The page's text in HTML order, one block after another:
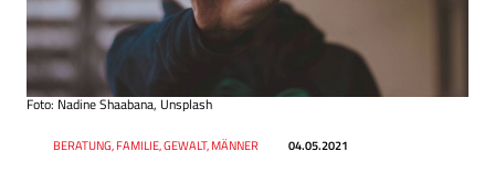
Datum 04.05.2021
RessortBERATUNG, FAMILIE, GEWALT, MÄNNER
Foto: Nadine Shaabana, Unsplash